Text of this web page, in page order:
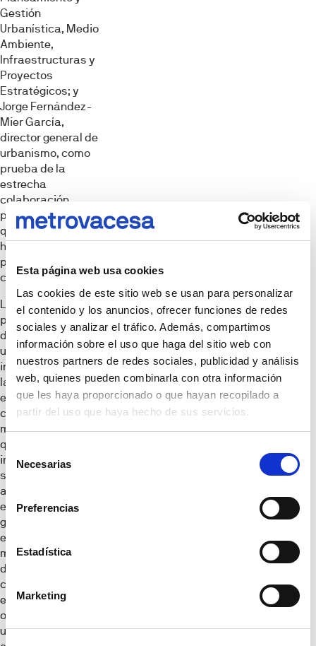
Esta página web usa cookies
Las cookies de este sitio web se usan para personalizar
el contenido y los anuncios, ofrecer funciones de redes
sociales y analizar el tráfico. Además, compartimos
información sobre el uso que haga del sitio web con
nuestros partners de redes sociales, publicidad y análisis
web, quienes pueden combinarla con otra información
que les haya proporcionado o que hayan recopilado a
partir del uso que haya hecho de sus servicios.
Selección
Necesarias
Preferencias
Estadística
Marketing
Gestión
Urbanística, Medio
Ambiente,
Infraestructuras y
Proyectos
Estratégicos; y
Jorge Fernández-
Mier García,
director general de
urbanismo, como
prueba de la
estrecha
colaboración
público-privada
que ha permitido
hacer realidad este
proyecto para la
ciudad de Oviedo.
La inversión total
prevista para el
desarrollo de la
urbanización (sin
incluir los costes de
las futuras
edificaciones) será
cercana a los 4
millones de euros, lo
que tendrá un
impacto
significativo en la
actividad
económica y la
generación de
empleo para el
municipio. Prueba
de ello es que la
constructora
encargada de las
obras de
urbanización es la